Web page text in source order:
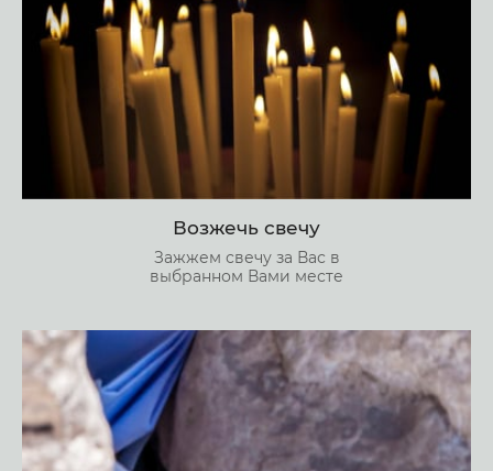
Возжечь свечу
Зажжем свечу за Вас в
выбранном Вами месте